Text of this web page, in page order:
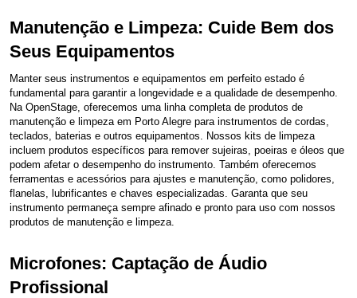
Manutenção e Limpeza: Cuide Bem dos
Seus Equipamentos
Manter seus instrumentos e equipamentos em perfeito estado é
fundamental para garantir a longevidade e a qualidade de desempenho.
Na OpenStage, oferecemos uma linha completa de produtos de
manutenção e limpeza em Porto Alegre para instrumentos de cordas,
teclados, baterias e outros equipamentos. Nossos kits de limpeza
incluem produtos específicos para remover sujeiras, poeiras e óleos que
podem afetar o desempenho do instrumento. Também oferecemos
ferramentas e acessórios para ajustes e manutenção, como polidores,
flanelas, lubrificantes e chaves especializadas. Garanta que seu
instrumento permaneça sempre afinado e pronto para uso com nossos
produtos de manutenção e limpeza.
Microfones: Captação de Áudio
Profissional